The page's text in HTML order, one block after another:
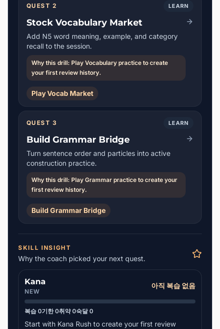
QUEST 2 LEARN
Stock Vocabulary Market
Add N5 word meaning, example, and category
recall to the session.
Why this drill: Play Vocabulary practice to create
your first review history.
Play Vocab Market
QUEST 3 LEARN
Build Grammar Bridge
Turn sentence order and particles into active
construction practice.
Why this drill: Play Grammar practice to create your
first review history.
Build Grammar Bridge
SKILL INSIGHT
Why the coach picked your next quest.
Kana
NEW
아직 복습 없음
복습 0기한 0취약 0숙달 0
Start with Kana Rush to create your first review